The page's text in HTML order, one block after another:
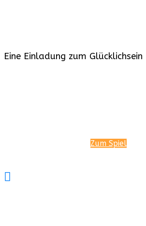
Eine Einladung zum Glücklichsein
Zum Spiel